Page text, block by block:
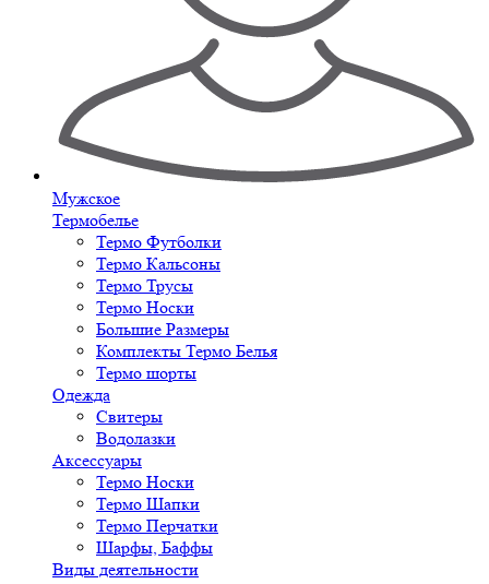
Мужское
Термобелье
Термо Футболки
Термо Кальсоны
Термо Трусы
Термо Носки
Большие Размеры
Комплекты Термо Белья
Термо шорты
Одежда
Свитеры
Водолазки
Аксессуары
Термо Носки
Термо Шапки
Термо Перчатки
Шарфы, Баффы
Виды деятельности